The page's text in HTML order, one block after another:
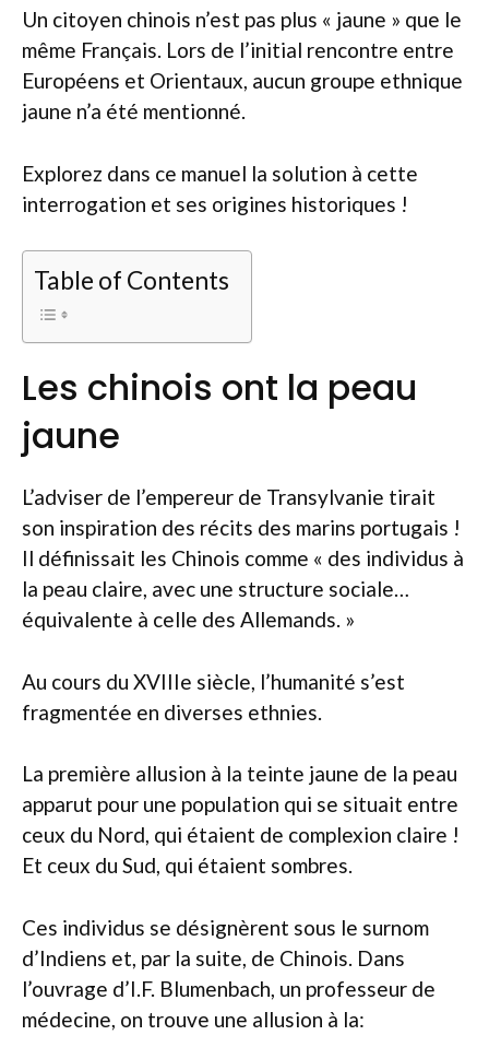
Un citoyen chinois n’est pas plus « jaune » que le
même Français. Lors de l’initial rencontre entre
Européens et Orientaux, aucun groupe ethnique
jaune n’a été mentionné.
Explorez dans ce manuel la solution à cette
interrogation et ses origines historiques !
Table of Contents
Les chinois ont la peau
jaune
L’adviser de l’empereur de Transylvanie tirait
son inspiration des récits des marins portugais !
Il définissait les Chinois comme « des individus à
la peau claire, avec une structure sociale…
équivalente à celle des Allemands. »
Au cours du XVIIIe siècle, l’humanité s’est
fragmentée en diverses ethnies.
La première allusion à la teinte jaune de la peau
apparut pour une population qui se situait entre
ceux du Nord, qui étaient de complexion claire !
Et ceux du Sud, qui étaient sombres.
Ces individus se désignèrent sous le surnom
d’Indiens et, par la suite, de Chinois. Dans
l’ouvrage d’I.F. Blumenbach, un professeur de
médecine, on trouve une allusion à la: